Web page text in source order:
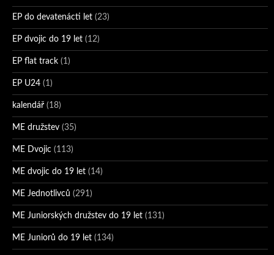
EP do devatenácti let (23)
EP dvojic do 19 let (12)
EP flat track (1)
EP U24 (1)
kalendář (18)
ME družstev (35)
ME Dvojic (113)
ME dvojic do 19 let (14)
ME Jednotlivců (291)
ME Juniorských družstev do 19 let (131)
ME Juniorů do 19 let (134)